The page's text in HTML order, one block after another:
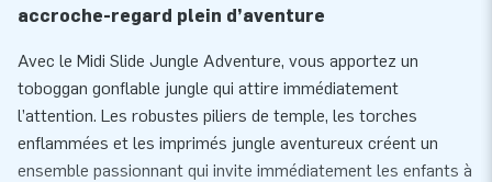
accroche-regard plein d’aventure
Avec le Midi Slide Jungle Adventure, vous apportez un
toboggan gonflable jungle qui attire immédiatement
l’attention. Les robustes piliers de temple, les torches
enflammées et les imprimés jungle aventureux créent un
ensemble passionnant qui invite immédiatement les enfants à